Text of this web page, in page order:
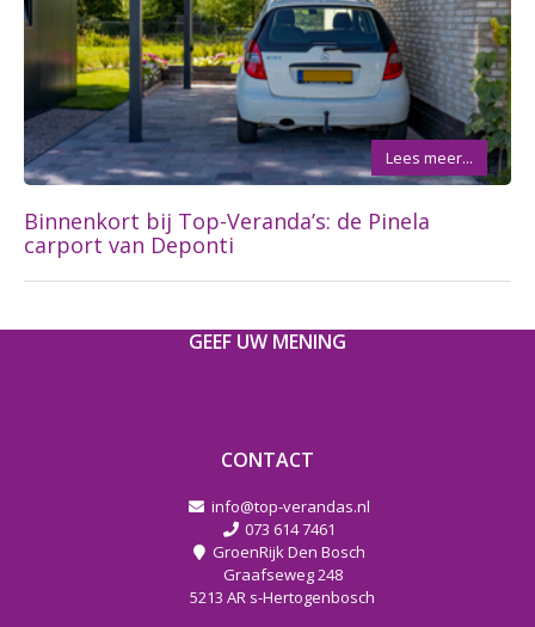
Binnenkort bij Top-Veranda’s: de Pinela
carport van Deponti
Lees meer...
GEEF UW MENING
CONTACT
info@top-verandas.nl
073 614 7461
GroenRijk Den Bosch
Graafseweg 248
5213 AR s-Hertogenbosch